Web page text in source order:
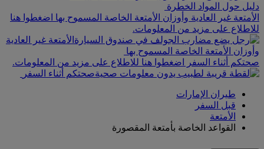
دليل حول المواد الخطرة
الأمتعة غير العادية وأوزان الأمتعة الخاصة المسموح بها اضغطوا هنا
للاطلاع على مزيد من المعلومات.
الأمتعة غير العادية
وأوزان الأمتعة الخاصة المسموح بها
صحتكم أثناء السفر اضغطوا هنا للاطلاع على مزيد من المعلومات.
صحتكم أثناء السفر
طيران الإمارات
قبل السفر
الأمتعة
القواعد الخاصة بأمتعة المقصورة